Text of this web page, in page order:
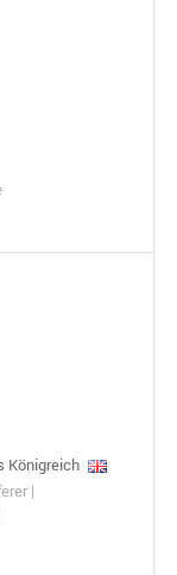
Königreich
|